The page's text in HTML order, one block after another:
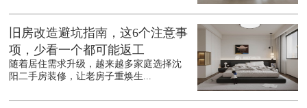
旧房改造避坑指南，这6个注意事
项，少看一个都可能返工
随着居住需求升级，越来越多家庭选择沈
阳二手房装修，让老房子重焕生...